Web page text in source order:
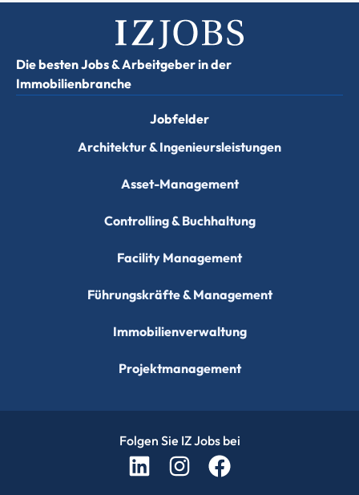
Die besten Jobs & Arbeitgeber in der
Immobilienbranche
Jobfelder
Architektur & Ingenieursleistungen
Asset-Management
Controlling & Buchhaltung
Facility Management
Führungskräfte & Management
Immobilienverwaltung
Projektmanagement
Folgen Sie IZ Jobs bei